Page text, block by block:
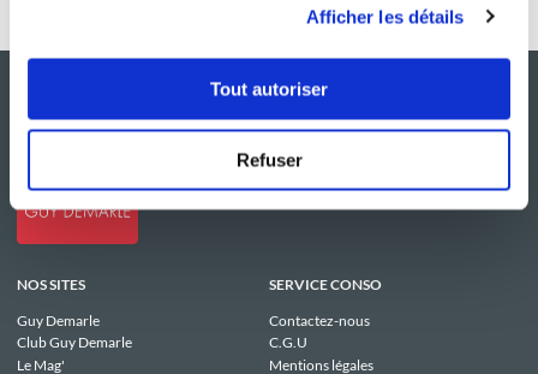
Afficher les détails
Tout autoriser
Refuser
NOS SITES
Guy Demarle
Club Guy Demarle
Le Mag'
SERVICE CONSO
Contactez-nous
C.G.U
Mentions légales